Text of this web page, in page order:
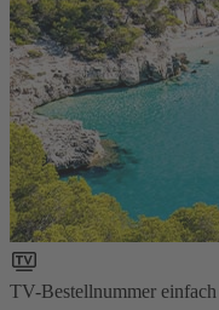
TV-Bestellnummer